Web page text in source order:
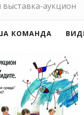
выставка-аукцион
КОМАНДА